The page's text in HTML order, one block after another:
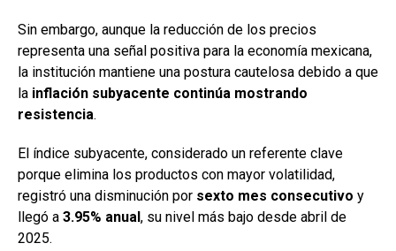
Sin embargo, aunque la reducción de los precios
representa una señal positiva para la economía mexicana,
la institución mantiene una postura cautelosa debido a que
la inflación subyacente continúa mostrando
resistencia.
El índice subyacente, considerado un referente clave
porque elimina los productos con mayor volatilidad,
registró una disminución por sexto mes consecutivo y
llegó a 3.95% anual, su nivel más bajo desde abril de
2025.